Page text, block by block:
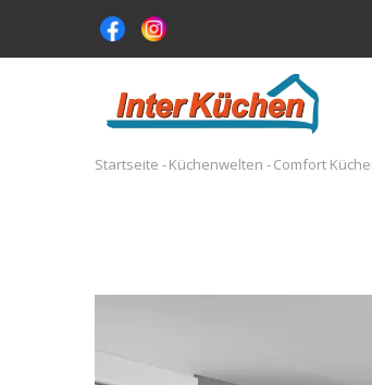
Startseite -Küchenwelten -Comfort